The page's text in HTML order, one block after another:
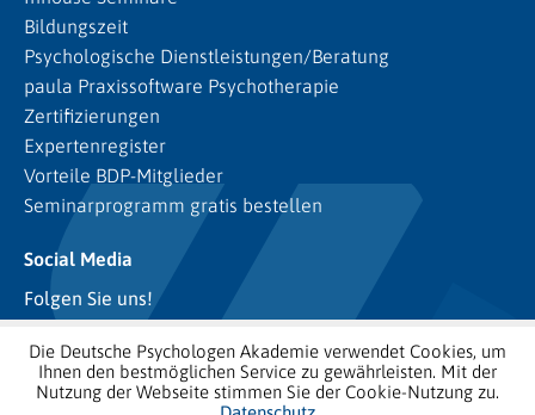
Bildungszeit
Psychologische Dienstleistungen/Beratung
paula Praxissoftware Psychotherapie
Zertifizierungen
Expertenregister
Vorteile BDP-Mitglieder
Seminarprogramm gratis bestellen
Social Media
Folgen Sie uns!
Die Deutsche Psychologen Akademie verwendet Cookies, um
Ihnen den bestmöglichen Service zu gewährleisten. Mit der
Nutzung der Webseite stimmen Sie der Cookie-Nutzung zu.